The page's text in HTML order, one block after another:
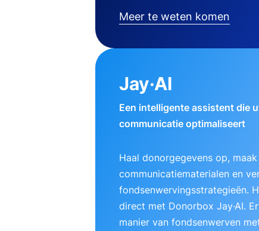
Meer te weten komen
Jay·AI
Een intelligente assistent die
communicatie optimaliseert
Haal donorgegevens op,
communicatiematerialen en
fondsenwervingsstrategieën.
direct met Donorbox Jay·AI.
manier van fondsenwerven